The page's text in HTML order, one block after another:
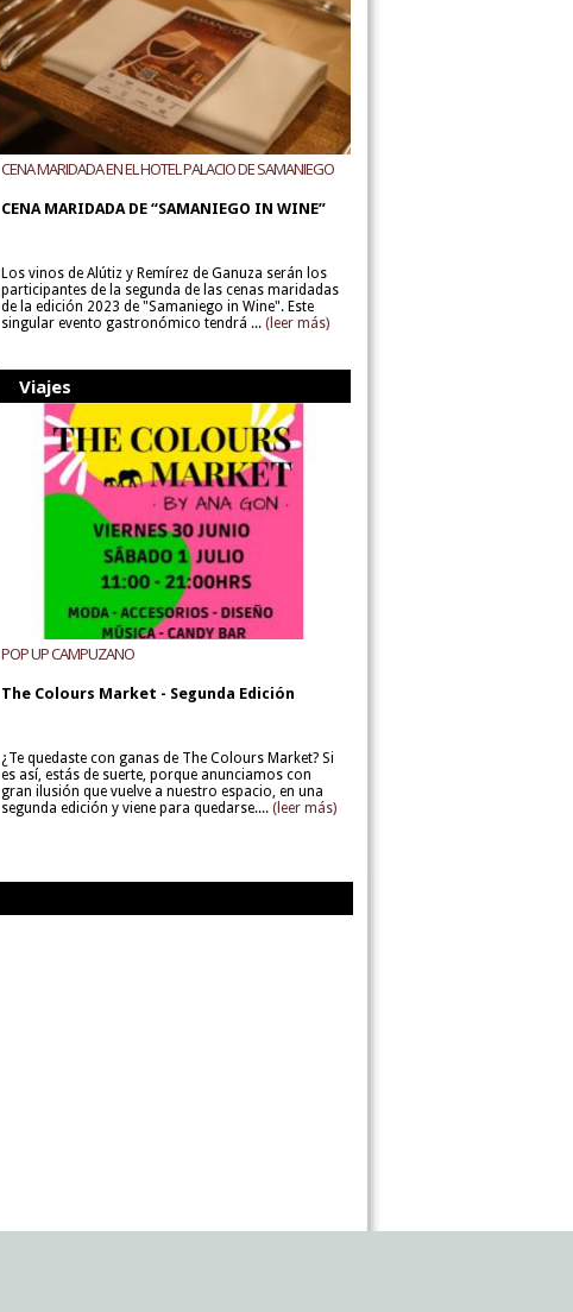
CENA MARIDADA EN EL HOTEL PALACIO DE SAMANIEGO
CENA MARIDADA DE “SAMANIEGO IN WINE”
Los vinos de Alútiz y Remírez de Ganuza serán los
participantes de la segunda de las cenas maridadas
de la edición 2023 de "Samaniego in Wine". Este
singular evento gastronómico tendrá ... (leer más)
Viajes
POP UP CAMPUZANO
The Colours Market - Segunda Edición
¿Te quedaste con ganas de The Colours Market? Si
es así, estás de suerte, porque anunciamos con
gran ilusión que vuelve a nuestro espacio, en una
segunda edición y viene para quedarse.... (leer más)